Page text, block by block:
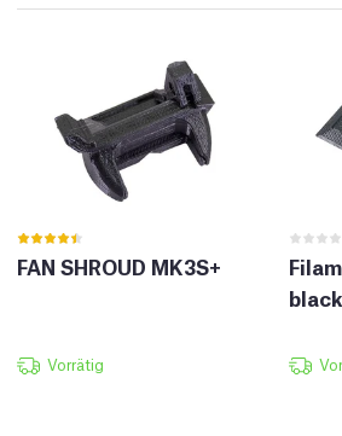
FAN SHROUD MK3S+
Vorrätig